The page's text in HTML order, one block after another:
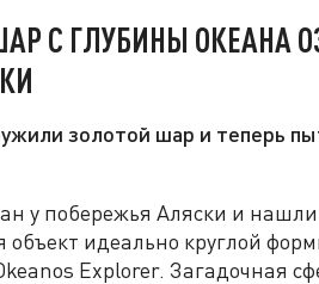
С ГЛУБИНЫ ОКЕАНА
золотой шар и теперь
у побережья Аляски и
идеально круглой
Explorer. Загадочная